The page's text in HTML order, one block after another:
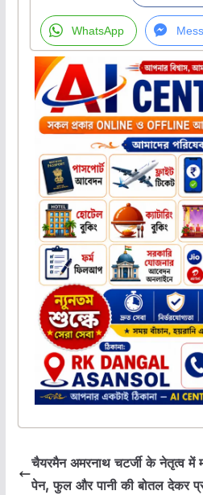
WhatsApp
चैयरमैन अमरनाथ चटर्जी के नेतृत्व में
पेन, फुल और पानी की बोतल देकर